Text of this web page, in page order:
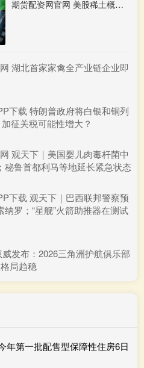
期货配资网官网 美股稀土概念股走强
湖北首家家禽全产业链企业即
下载 特朗普政府将白银和铜列
征关税可能性增大？
观天下｜美国婴儿肉毒杆菌中
秘鲁首都利马等地延长紧急状态
下载 观天下｜巴西联邦警察预
罗；“星舰”火箭助推器在测试
发布：2026三角洲护航俱乐部
局趋稳
年第一批配售型保障性住房6日